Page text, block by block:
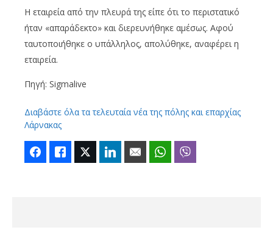
Η εταιρεία από την πλευρά της είπε ότι το περιστατικό
ήταν «απαράδεκτο» και διερευνήθηκε αμέσως. Αφού
ταυτοποιήθηκε ο υπάλληλος, απολύθηκε, αναφέρει η
εταιρεία.
Πηγή: Sigmalive
Διαβάστε όλα τα τελευταία νέα της πόλης και επαρχίας
Λάρνακας
FacebookLike Twitter LinkedIn Email WhatsApp